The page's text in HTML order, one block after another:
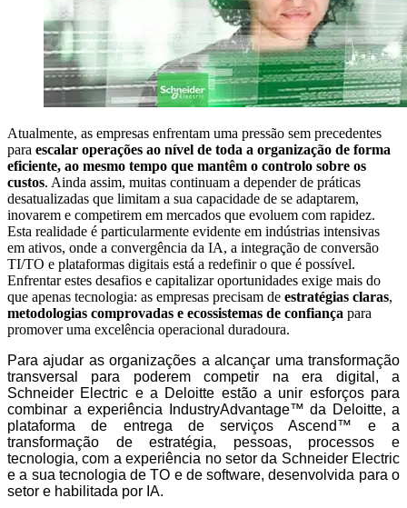
Atualmente, as empresas enfrentam uma pressão sem precedentes
para escalar operações ao nível de toda a organização de forma
eficiente, ao mesmo tempo que mantêm o controlo sobre os
custos. Ainda assim, muitas continuam a depender de práticas
desatualizadas que limitam a sua capacidade de se adaptarem,
inovarem e competirem em mercados que evoluem com rapidez.
Esta realidade é particularmente evidente em indústrias intensivas
em ativos, onde a convergência da IA, a integração de conversão
TI/TO e plataformas digitais está a redefinir o que é possível.
Enfrentar estes desafios e capitalizar oportunidades exige mais do
que apenas tecnologia: as empresas precisam de estratégias claras,
metodologias comprovadas e ecossistemas de confiança para
promover uma excelência operacional duradoura.
Para ajudar as organizações a alcançar uma transformação
transversal para poderem competir na era digital, a
Schneider Electric e a Deloitte estão a unir esforços para
combinar a experiência IndustryAdvantage™ da Deloitte, a
plataforma de entrega de serviços Ascend™ e a
transformação de estratégia, pessoas, processos e
tecnologia, com a experiência no setor da Schneider Electric
e a sua tecnologia de TO e de software, desenvolvida para o
setor e habilitada por IA.